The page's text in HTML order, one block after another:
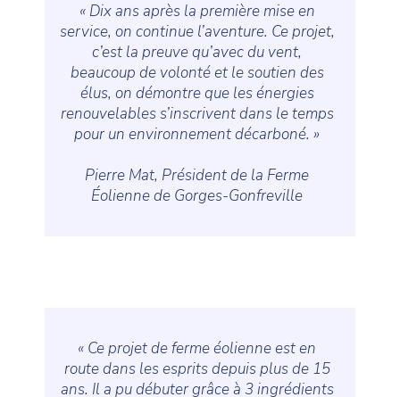
« Dix ans après la première mise en
service, on continue l’aventure. Ce projet,
c’est la preuve qu’avec du vent,
beaucoup de volonté et le soutien des
élus, on démontre que les énergies
renouvelables s’inscrivent dans le temps
pour un environnement décarboné. »
Pierre Mat, Président de la Ferme
Éolienne de Gorges-Gonfreville
« Ce projet de ferme éolienne est en
route dans les esprits depuis plus de 15
ans. Il a pu débuter grâce à 3 ingrédients